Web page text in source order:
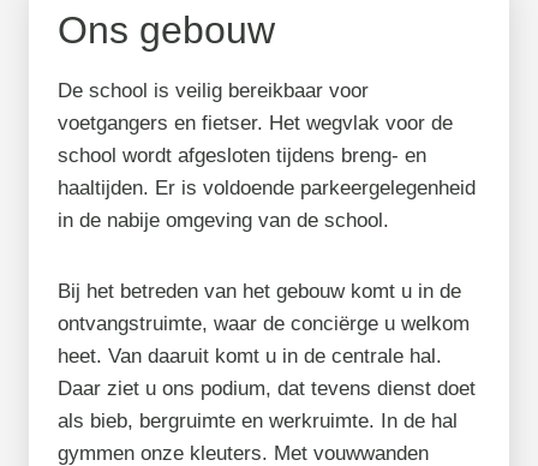
Ons gebouw
De school is veilig bereikbaar voor
voetgangers en fietser. Het wegvlak voor de
school wordt afgesloten tijdens breng- en
haaltijden. Er is voldoende parkeergelegenheid
in de nabije omgeving van de school.
Bij het betreden van het gebouw komt u in de
ontvangstruimte, waar de conciërge u welkom
heet. Van daaruit komt u in de centrale hal.
Daar ziet u ons podium, dat tevens dienst doet
als bieb, bergruimte en werkruimte. In de hal
gymmen onze kleuters. Met vouwwanden